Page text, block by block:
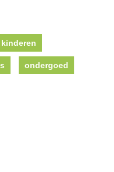
kinderen
ondergoed